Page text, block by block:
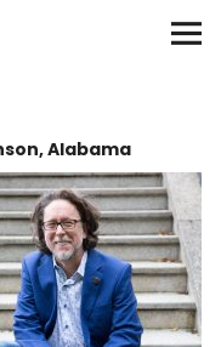
Alabama